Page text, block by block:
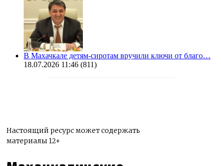
В Махачкале детям-сиротам вручили ключи от благо…
18.07.2026 11:46 (811)
Настоящий ресурс может содержать
материалы 12+